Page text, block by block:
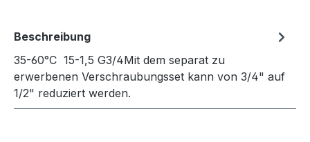
Beschreibung
35-60°C 15-1,5 G3/4Mit dem separat zu
erwerbenen Verschraubungsset kann von 3/4" auf
1/2" reduziert werden.